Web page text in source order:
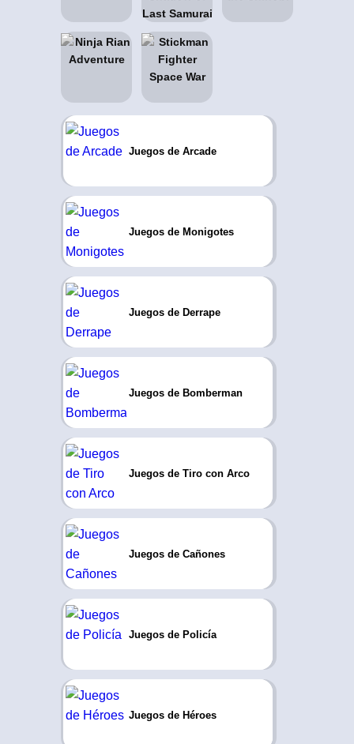
Juegos de Arcade
Juegos de Monigotes
Juegos de Derrape
Juegos de Bomberman
Juegos de Tiro con Arco
Juegos de Cañones
Juegos de Policía
Juegos de Héroes